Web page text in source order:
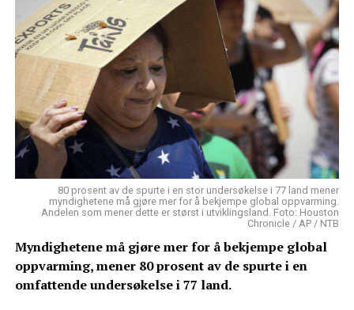
80 prosent av de spurte i en stor undersøkelse i 77 land mener
myndighetene må gjøre mer for å bekjempe global oppvarming.
Andelen som mener dette er størst i utviklingsland. Foto: Houston
Chronicle / AP / NTB
Myndighetene må gjøre mer for å bekjempe global
oppvarming, mener 80 prosent av de spurte i en
omfattende undersøkelse i 77 land.